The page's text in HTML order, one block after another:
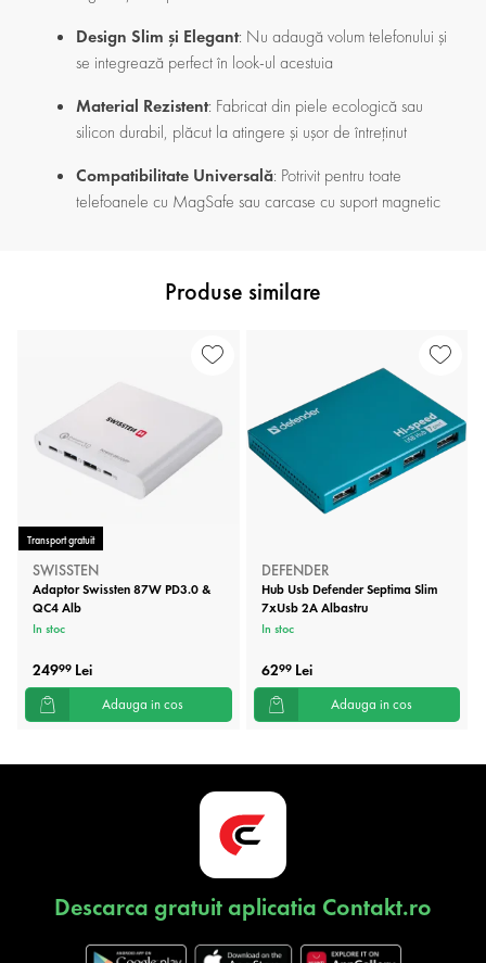
Design Slim și Elegant: Nu adaugă volum telefonului și
se integrează perfect în look-ul acestuia
Material Rezistent: Fabricat din piele ecologică sau
silicon durabil, plăcut la atingere și ușor de întreținut
Compatibilitate Universală: Potrivit pentru toate
telefoanele cu MagSafe sau carcase cu suport magnetic
Produse similare
Transport gratuit
SWISSTEN
Adaptor Swissten 87W PD3.0 &
QC4 Alb
In stoc
24999 Lei
Adauga in cos
DEFENDER
Hub Usb Defender Septima Slim
7xUsb 2A Albastru
In stoc
6299Lei
Adauga in cos
Descarca gratuit aplicatia Contakt.ro